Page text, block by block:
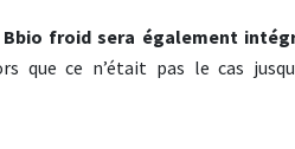
Bbio froid sera également
que ce n’était pas le cas